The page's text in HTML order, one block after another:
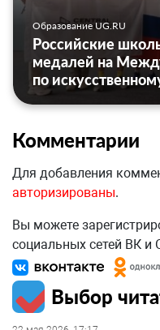
Образование UG.RU
Российские
медалей на
по
Комментарии
Для добавления
авторизированы.
Вы можете
социальных сетей ВК и
Выбор